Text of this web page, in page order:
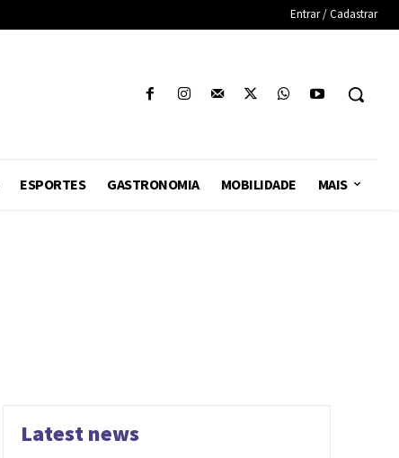
Entrar / Cadastrar
ESPORTES GASTRONOMIA MOBILIDADE MAIS
Latest news